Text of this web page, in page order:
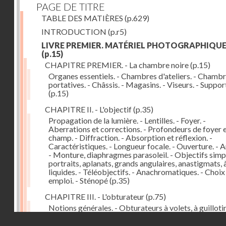
PAGE DE TITRE
TABLE DES MATIÈRES (p.629)
INTRODUCTION (p.r5)
LIVRE PREMIER. MATÉRIEL PHOTOGRAPHIQUE
(p.15)
CHAPITRE PREMIER. - La chambre noire(p.15)
Organes essentiels. - Chambres d'ateliers. -
portatives. - Châssis. - Magasins. - Viseurs. -
(p.15)
CHAPITRE II. - L'objectif(p.35)
Propagation de la lumière. - Lentilles. - Foyer. -
Aberrations et corrections. - Profondeurs de foyer
champ. - Diffraction. - Absorption et réflexion. -
Caractéristiques. - Longueur focale. - Ouverture. -
- Monture, diaphragmes parasoleil. - Objectifs
portraits, aplanats, grands angulaires, anastigmats,
liquides. - Téléobjectifs. - Anachromatiques. -
emploi. - Sténopé(p.35)
CHAPITRE III. - L'obturateur(p.75)
Notions générales. - Obturateurs à volets, à